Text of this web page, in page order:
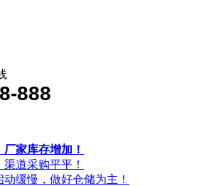
888
家库存增加！
道采购平平！
动缓慢，做好仓储为主！